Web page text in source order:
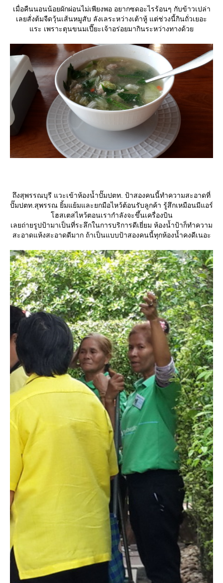
เมื่อคืนนอนน้อยผักผ่อนไม่เพียงพอ อยากซดอะไรร้อนๆ กับข้าวเปล่า
เลยสั่งต้มจืดวุ้นเส้นหมูสับ ลังเลระหว่างเต้าหู้ แต่ช่วงนี้กินถั่วเยอะ
ระ เพราะตุนขนมเปี๊ยะเจ้าอร่อยมากินระหว่างทางด้ว
ถึงสุพรรณบุรี แวะเข้าห้องน้ำปั๊มปตท. ป้าสองคนนี้ทำความสะอาดที่
ปั๊มปตท.สุพรรณ ยิ้มแย้มและยกมือไหว้ต้อนรับลูกค้า รู้สึกเหมือนมีแอร์
ฮสเตสไหว้ตอนเรากำลังจะขึ้นเครื่องบิน
เลยถ่ายรูปป้ามาเป็นที่ระลึกในการบริการดีเยี่ยม ห้องน้ำป้าก็ทำความ
สะอาดแห้งสะอาดดีมาก ถ้าเป็นแบบป้าสองคนนี้ทุกห้องน้ำคงดีเนอะ